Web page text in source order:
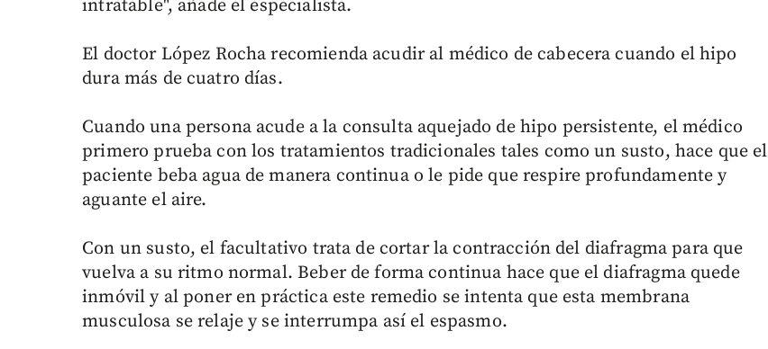
intratable", añade el especialista.
El doctor López Rocha recomienda acudir al médico de cabecera cuando el hipo
dura más de cuatro días.
Cuando una persona acude a la consulta aquejado de hipo persistente, el médico
primero prueba con los tratamientos tradicionales tales como un susto, hace que el
paciente beba agua de manera continua o le pide que respire profundamente y
aguante el aire.
Con un susto, el facultativo trata de cortar la contracción del diafragma para que
vuelva a su ritmo normal. Beber de forma continua hace que el diafragma quede
inmóvil y al poner en práctica este remedio se intenta que esta membrana
musculosa se relaje y se interrumpa así el espasmo.